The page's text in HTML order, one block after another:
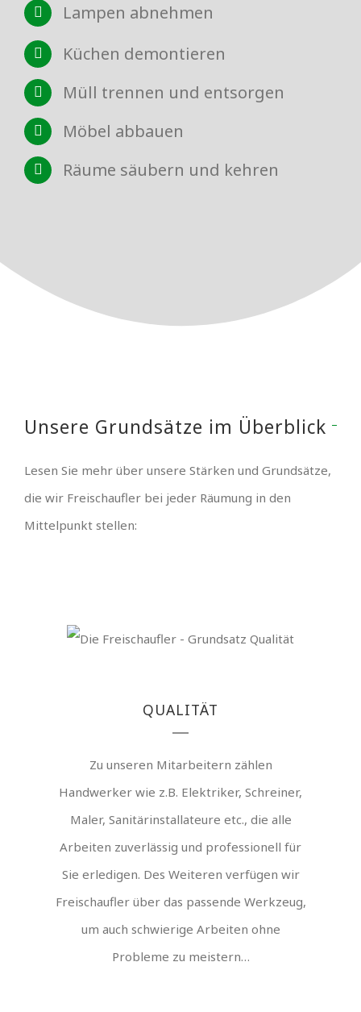
Lampen abnehmen
Küchen demontieren
Müll trennen und entsorgen
Möbel abbauen
Räume säubern und kehren
Unsere Grundsätze im Überblick
Lesen Sie mehr über unsere Stärken und Grundsätze,
die wir Freischaufler bei jeder Räumung in den
Mittelpunkt stellen:
QUALITÄT
Zu unseren Mitarbeitern zählen
Handwerker wie z.B. Elektriker, Schreiner,
Maler, Sanitärinstallateure etc., die alle
Arbeiten zuverlässig und professionell für
Sie erledigen. Des Weiteren verfügen wir
Freischaufler über das passende Werkzeug,
um auch schwierige Arbeiten ohne
Probleme zu meistern…